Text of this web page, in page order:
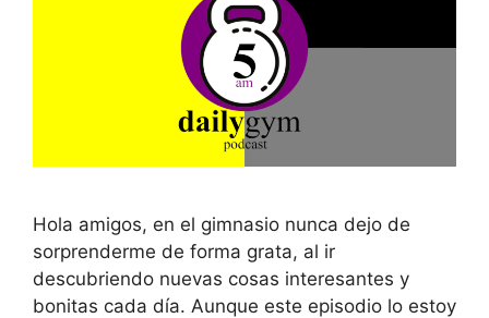
Hola amigos, en el gimnasio nunca dejo de
sorprenderme de forma grata, al ir
descubriendo nuevas cosas interesantes y
bonitas cada día. Aunque este episodio lo estoy